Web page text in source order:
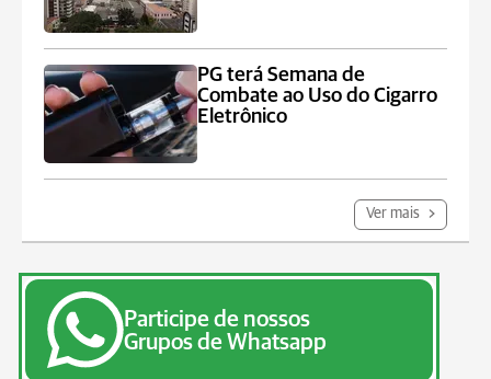
PG terá Semana de
Combate ao Uso do Cigarro
Eletrônico
Ver mais
Participe de nossos
Grupos de Whatsapp